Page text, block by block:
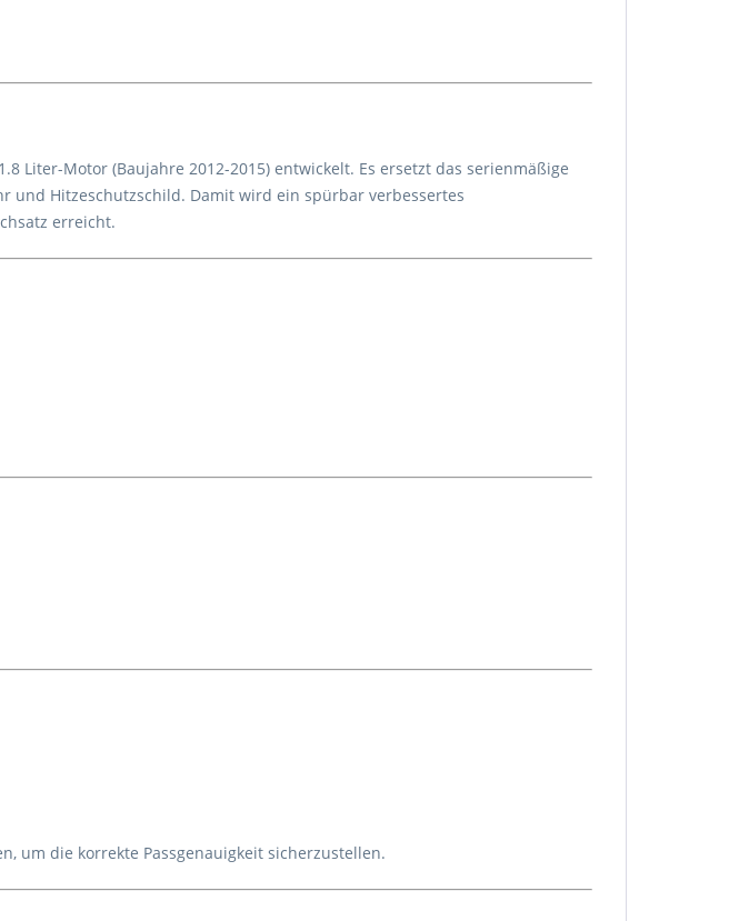
Liter-Motor (Baujahre 2012-2015) entwickelt. Es ersetzt das serienmäßige
und Hitzeschutzschild. Damit wird ein spürbar verbessertes
erreicht.
um die korrekte Passgenauigkeit sicherzustellen.